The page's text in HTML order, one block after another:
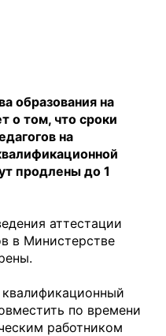
образования на
о том, что сроки
на
продлены до 1
аттестации
в Министерстве
квалификационный
по времени
работником